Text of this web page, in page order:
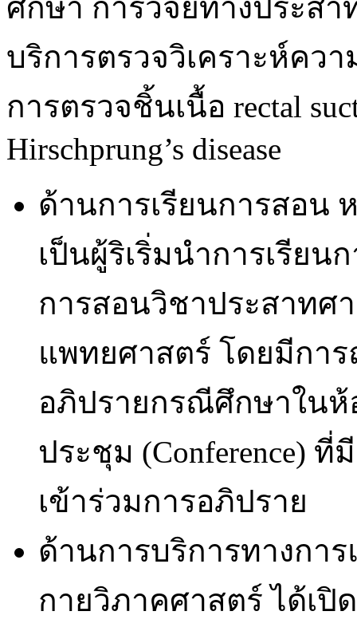
ศึกษา การวิจัยทางประส
บริการตรวจวิเคราะห์คว
การตรวจชิ้นเนื้อ rectal
Hirschprung’s disease
ด้านการเรียนการสอน
เป็นผู้ริเริ่มนำการเรีย
การสอนวิชาประสาทศ
แพทยศาสตร์ โดยมีกา
อภิปรายกรณีศึกษาใน
ประชุม (Conference)
เข้าร่วมการอภิปราย
ด้านการบริการทางกา
กายวิภาคศาสตร์ ได้เปิ